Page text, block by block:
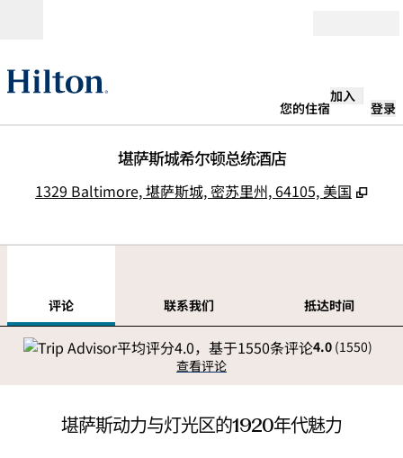
您的住宿
加入
登录
堪萨斯城希尔顿总统酒店
1329 Baltimore, 堪萨斯城, 密苏里州, 64105, 美国 ,
评论 联系我们 抵达时间
4.0 (1550)
查看评论
堪萨斯动力与灯光区的1920年代魅力